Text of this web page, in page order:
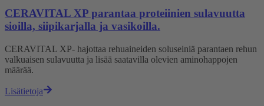
CERAVITAL XP parantaa proteiinien sulavuutta
sioilla, siipikarjalla ja vasikoilla.
CERAVITAL XP- hajottaa rehuaineiden soluseiniä parantaen rehun
valkuaisen sulavuutta ja lisää saatavilla olevien aminohappojen
määrää.
Lisätietoja